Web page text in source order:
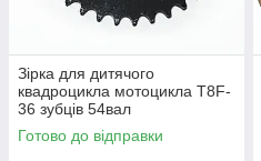
Зірка для дитячого
квадроцикла мотоцикла T8F-
36 зубців 54вал
Готово до відправки